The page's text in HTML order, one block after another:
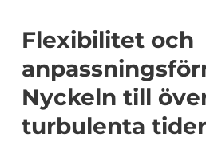
Flexibilitet och
Nyckeln till
turbulenta tider